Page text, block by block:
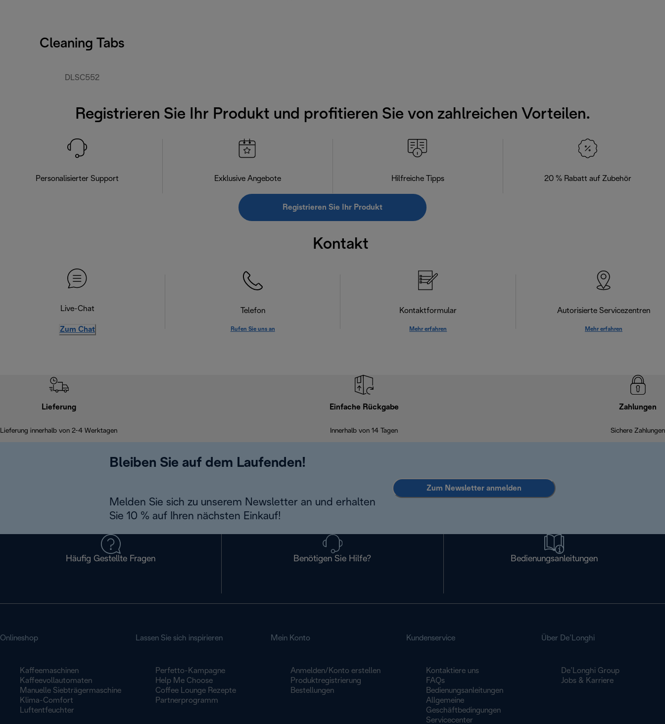
Cleaning Tabs
DLSC552
Registrieren Sie Ihr Produkt und profitieren Sie von zahlreichen Vorteilen.
Personalisierter Support Exklusive Angebote Hilfreiche Tipps 20 % Rabatt auf Zubehör
Registrieren Sie Ihr Produkt
Kontakt
Live-Chat
Zum Chat
Telefon
Rufen Sie uns an
Kontaktformular
Mehr erfahren
Autorisierte Servicezentren
Mehr erfahren
Lieferung
Lieferung innerhalb von 2-4 Werktagen
Einfache Rückgabe
Innerhalb von 14 Tagen
Zahlungen
Sichere Zahlungen
Bleiben Sie auf dem Laufenden!
Melden Sie sich zu unserem Newsletter an und erhalten
Sie 10 % auf Ihren nächsten Einkauf!
Zum Newsletter anmelden
Häufig Gestellte Fragen Benötigen Sie Hilfe? Bedienungsanleitungen
Onlineshop
Kaffeemaschinen
Kaffeevollautomaten
Manuelle Siebträgermaschine
Klima-Comfort
Luftentfeuchter
Lassen Sie sich inspirieren
Perfetto-Kampagne
Help Me Choose
Coffee Lounge Rezepte
Partnerprogramm
Mein Konto
Anmelden/Konto erstellen
Produktregistrierung
Bestellungen
Kundenservice
Kontaktiere uns
FAQs
Bedienungsanleitungen
Allgemeine
Geschäftbedingungen
Servicecenter
Über De’Longhi
De’Longhi Group
Jobs & Karriere